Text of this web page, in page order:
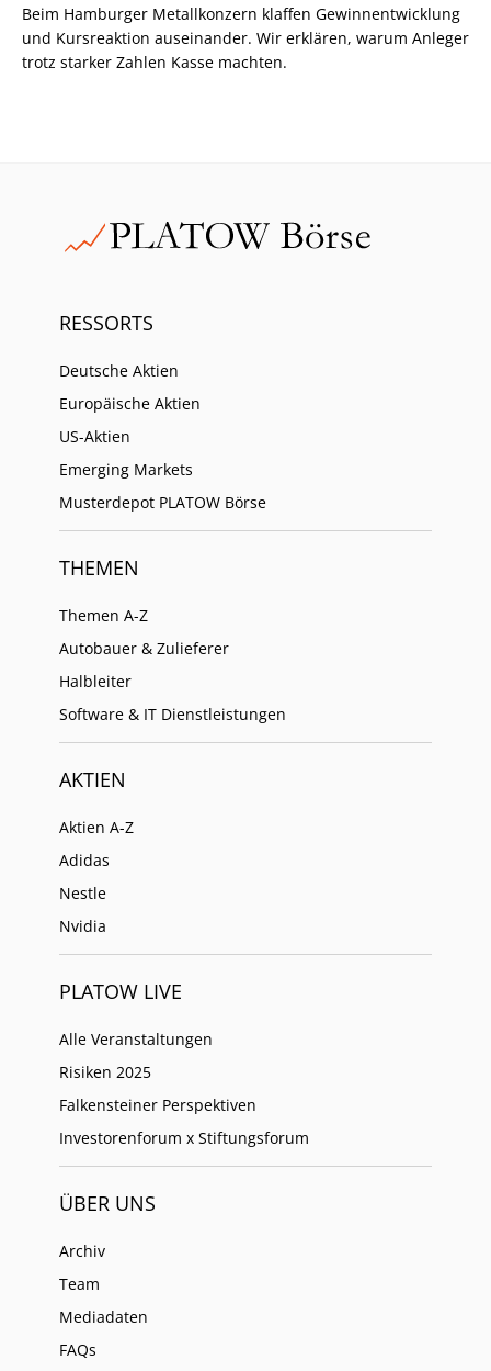
Beim Hamburger Metallkonzern klaffen Gewinnentwicklung
und Kursreaktion auseinander. Wir erklären, warum Anleger
trotz starker Zahlen Kasse machten.
RESSORTS
Deutsche Aktien
Europäische Aktien
US-Aktien
Emerging Markets
Musterdepot PLATOW Börse
THEMEN
Themen A-Z
Autobauer & Zulieferer
Halbleiter
Software & IT Dienstleistungen
AKTIEN
Aktien A-Z
Adidas
Nestle
Nvidia
PLATOW LIVE
Alle Veranstaltungen
Risiken 2025
Falkensteiner Perspektiven
Investorenforum x Stiftungsforum
ÜBER UNS
Archiv
Team
Mediadaten
FAQs